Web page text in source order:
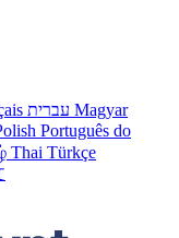
עברית Magyar
Português do
Thai Türkçe